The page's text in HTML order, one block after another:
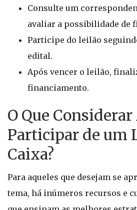
Consulte um
avaliar a possibilidade de
Participe do leilão
edital.
Após vencer o leilão,
financiamento.
O Que
Participar de um
Caixa?
Para aqueles que desejam se
tema, há inúmeros recursos e